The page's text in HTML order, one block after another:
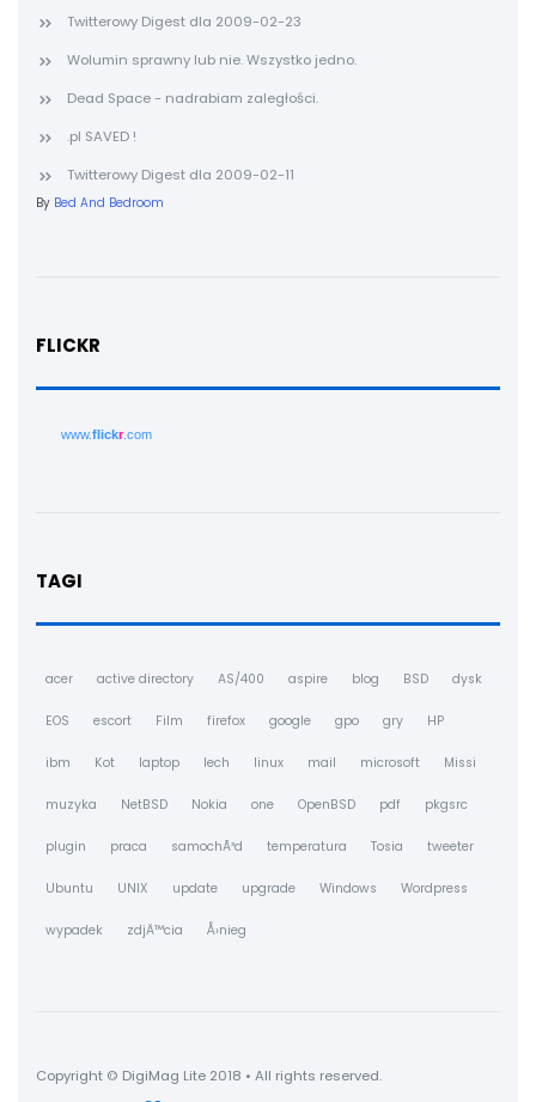
Twitterowy Digest dla 2009-02-23
Wolumin sprawny lub nie. Wszystko jedno.
Dead Space - nadrabiam zaległości.
.pl SAVED !
Twitterowy Digest dla 2009-02-11
By Bed And Bedroom
FLICKR
www.flickr.com
TAGI
acer active directory AS/400 aspire blog BSD dysk
EOS escort Film firefox google gpo gry HP
ibm Kot laptop lech linux mail microsoft Missi
muzyka NetBSD Nokia one OpenBSD pdf pkgsrc
plugin praca samochÃ³d temperatura Tosia tweeter
Ubuntu UNIX update upgrade Windows Wordpress
wypadek zdjÄ™cia Å›nieg
Copyright © DigiMag Lite 2018 • All rights reserved.